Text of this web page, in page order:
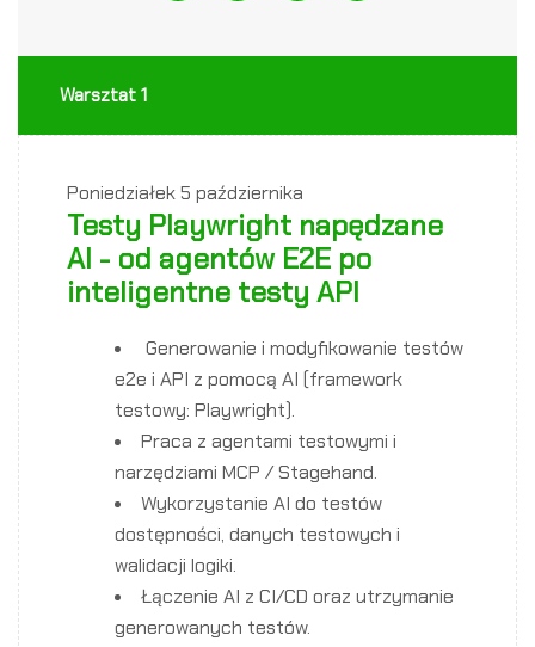
Warsztat 1
Poniedziałek5 października
Testy Playwright napędzane
AI - od agentów E2E po
inteligentne testy API
Generowanie i modyfikowanie testów
e2e i API z pomocą AI (framework
testowy: Playwright).
Praca z agentami testowymi i
narzędziami MCP / Stagehand.
Wykorzystanie AI do testów
dostępności, danych testowych i
walidacji logiki.
Łączenie AI z CI/CD oraz utrzymanie
generowanych testów.